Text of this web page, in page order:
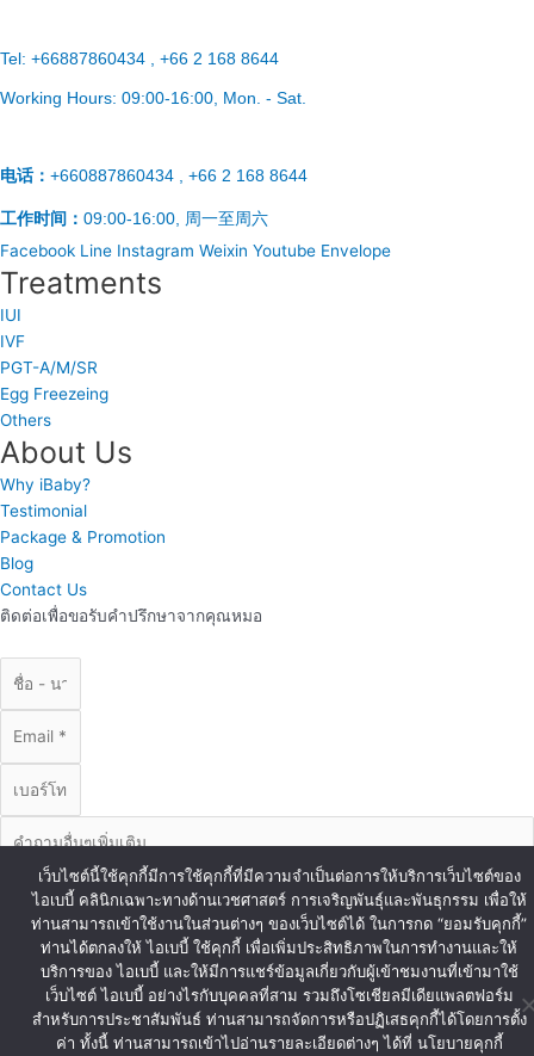
Tel: +66887860434 , +66 2 168 8644
Working Hours: 09:00-16:00 , Mon. - Sat.
电话： +660887860434 , +66 2 168 8644
工作时间： 09:00-16:00, 周一至周六
Facebook Line Instagram Weixin Youtube Envelope
Treatments
IUI
IVF
PGT-A/M/SR
Egg Freezeing
Others
About Us
Why iBaby?
Testimonial
Package & Promotion
Blog
Contact Us
ติดต่อเพื่อขอรับคำปรึกษาจากคุณหมอ
ส่งข้อมูล
© Copyright iBaby 2020. All Right Reserved.
เว็บไซต์นี้ใช้คุกกี้มีการใช้คุกกี้ที่มีความจำเป็นต่อการให้บริการเว็บไซต์ของ
ไอเบบี้ คลินิกเฉพาะทางด้านเวชศาสตร์ การเจริญพันธุ์และพันธุกรรม เพื่อให้
ท่านสามารถเข้าใช้งานในส่วนต่างๆ ของเว็บไซต์ได้ ในการกด “ยอมรับคุกกี้”
ท่านได้ตกลงให้ ไอเบบี้ ใช้คุกกี้ เพื่อเพิ่มประสิทธิภาพในการทำงานและให้
บริการของ ไอเบบี้ และให้มีการแชร์ข้อมูลเกี่ยวกับผู้เข้าชมงานที่เข้ามาใช้
เว็บไซต์ ไอเบบี้ อย่างไรกับบุคคลที่สาม รวมถึงโซเชียลมีเดียแพลตฟอร์ม
สำหรับการประชาสัมพันธ์ ท่านสามารถจัดการหรือปฏิเสธคุกกี้ได้โดยการตั้ง
ค่า ทั้งนี้ ท่านสามารถเข้าไปอ่านรายละเอียดต่างๆ ได้ที่ นโยบายคุกกี้